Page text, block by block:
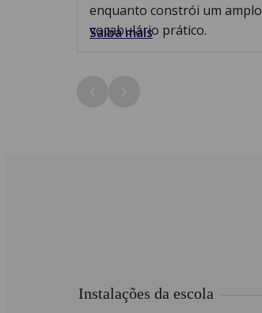
enquanto constrói um amplo
vocabulário prático.
Saiba mais
Instalações da escola